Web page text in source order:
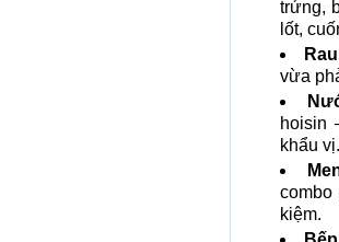
trứng,
lốt,
vừa
hoisin
khẩu vị.
combo
kiệm.